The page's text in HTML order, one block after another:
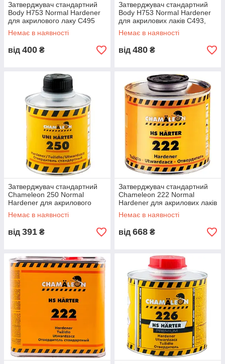
Затверджувач стандартний
Body H753 Normal Hardener
для акрилового лаку C495
250мл
Немає в наявності
від 400 ₴
Затверджувач стандартний
Body H753 Normal Hardener
для акрилових лаків C493,
C496, C499, 691 та 699
500мл
Немає в наявності
від 480 ₴
Затверджувач стандартний
Chameleon 250 Normal
Hardener для акрилового
лаку 155 250мл
Немає в наявності
від 391 ₴
Затверджувач стандартний
Chameleon 222 Normal
Hardener для акрилових лаків
122 та 155 500мл
Немає в наявності
від 668 ₴